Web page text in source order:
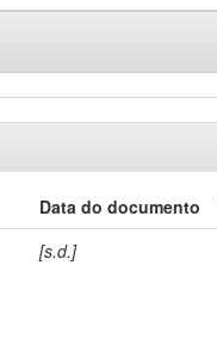
Data do documento
[s.d.]